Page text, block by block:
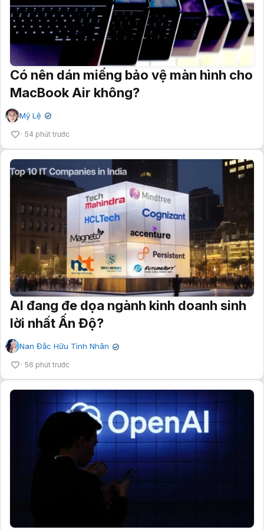
Có nên dán miếng bảo vệ màn hình cho
MacBook Air không?
Mỹ Lệ ✔
54 phút trước
AI đang đe dọa ngành kinh doanh sinh
lời nhất Ấn Độ?
Nan Đắc Hữu Tình Nhân ✔
56 phút trước